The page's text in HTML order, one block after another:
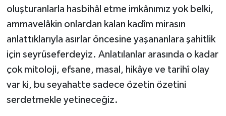
oluşturanlarla hasbihâl etme imkânımız yok belki,
ammavelâkin onlardan kalan kadîm mirasın
anlattıklarıyla asırlar öncesine yaşananlara şahitlik
için seyrüseferdeyiz. Anlatılanlar arasında o kadar
çok mitoloji, efsane, masal, hikâye ve tarihî olay
var ki, bu seyahatte sadece özetin özetini
serdetmekle yetineceğiz.